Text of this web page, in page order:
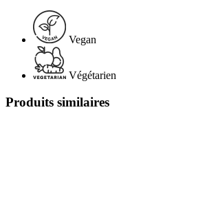
Vegan
Végétarien
Produits similaires